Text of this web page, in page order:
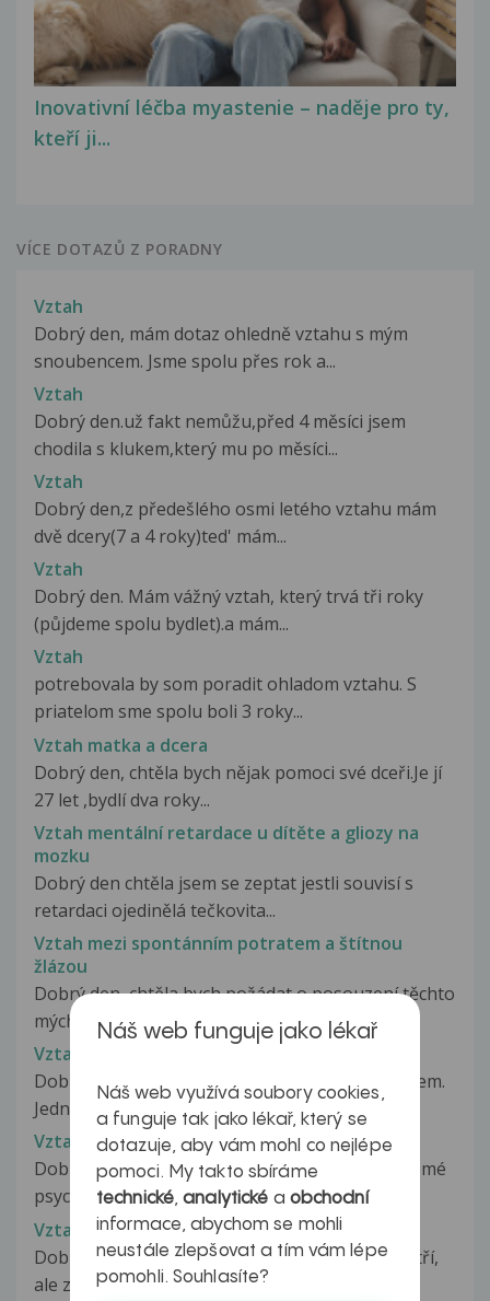
Inovativní léčba myastenie – naděje pro ty,
kteří ji...
VÍCE DOTAZŮ Z PORADNY
Vztah
Dobrý den, mám dotaz ohledně vztahu s mým
snoubencem. Jsme spolu přes rok a...
Vztah
Dobrý den.už fakt nemůžu,před 4 měsíci jsem
chodila s klukem,který mu po měsíci...
Vztah
Dobrý den,z předešlého osmi letého vztahu mám
dvě dcery(7 a 4 roky)ted' mám...
Vztah
Dobrý den. Mám vážný vztah, který trvá tři roky
(půjdeme spolu bydlet).a mám...
Vztah
potrebovala by som poradit ohladom vztahu. S
priatelom sme spolu boli 3 roky...
Vztah matka a dcera
Dobrý den, chtěla bych nějak pomoci své dceři.Je jí
27 let ,bydlí dva roky...
Vztah mentální retardace u dítěte a gliozy na
mozku
Dobrý den chtěla jsem se zeptat jestli souvisí s
retardaci ojedinělá tečkovita...
Vztah mezi spontánním potratem a štítnou
žlázou
Dobrý den, chtěla bych požádat o posouzení těchto
mých výsledků ve vztahu ke...
Vztah nevztah, nejistota, úzkost, deprese
Dobry den, obracim se k Vam se svym problemem.
Jedna se o muj vztah s otcem...
Vztah s otcem
Dobrý den, mám takový problém, který se týká mé
psychiky. Mám strach ze svého...
Vztah s přítelem
Dobrý den,již nevím zda to do téhle skupiny patří,
ale zkusím to. Mám takový...
Náš web funguje jako lékař
Náš web využívá soubory cookies,
a funguje tak jako lékař, který se
dotazuje, aby vám mohl co nejlépe
pomoci. My takto sbíráme
technické,analytické a obchodní
informace, abychom se mohli
neustále zlepšovat a tím vám lépe
pomohli. Souhlasíte?